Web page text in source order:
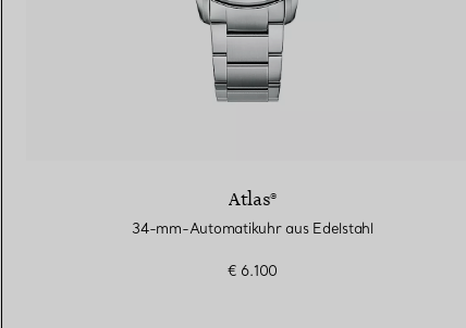
Atlas®
34-mm-Automatikuhr aus Edelstahl
€ 6.100